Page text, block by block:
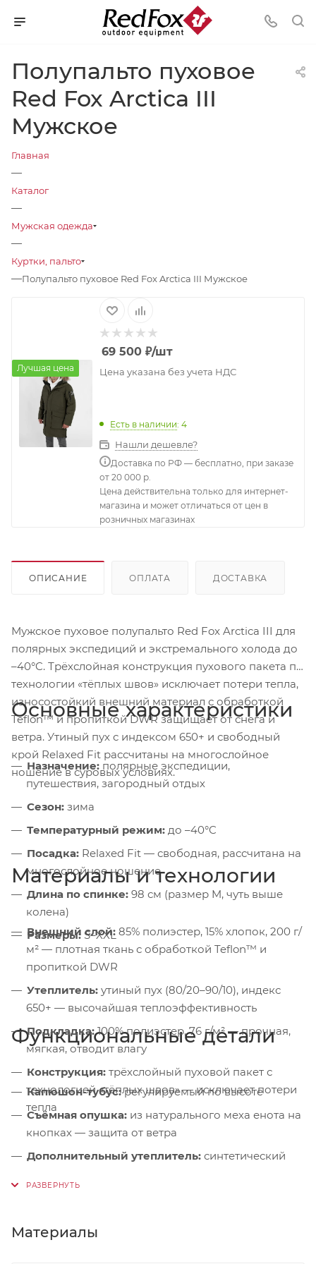
Полупальто пуховое
Red Fox Arctica III
Мужское
Главная
—
Каталог
—
Мужская одежда
—
Куртки, пальто
—Полупальто пуховое Red Fox Arctica III Мужское
Лучшая цена
69 500 ₽/шт
Цена указана без учета НДС
Есть в наличии: 4
Нашли дешевле?
Доставка по РФ — бесплатно, при заказе
от 20 000 р.
Цена действительна только для интернет-
магазина и может отличаться от цен в
розничных магазинах
ОПИСАНИЕ ОПЛАТА ДОСТАВКА
Мужское пуховое полупальто Red Fox Arctica III для
полярных экспедиций и экстремального холода до
–40°C. Трёхслойная конструкция пухового пакета по
технологии «тёплых швов» исключает потери тепла,
износостойкий внешний материал с обработкой
Teflon™ и пропиткой DWR защищает от снега и
ветра. Утиный пух с индексом 650+ и свободный
крой Relaxed Fit рассчитаны на многослойное
ношение в суровых условиях.
Основные характеристики
Назначение: полярные экспедиции,
путешествия, загородный отдых
Сезон: зима
Температурный режим: до –40°C
Посадка: Relaxed Fit — свободная, рассчитана на
многослойное ношение
Длина по спинке: 98 см (размер M, чуть выше
колена)
Размеры: S–XXL
Материалы и технологии
Внешний слой: 85% полиэстер, 15% хлопок, 200 г/
м² — плотная ткань с обработкой Teflon™ и
пропиткой DWR
Утеплитель: утиный пух (80/20–90/10), индекс
650+ — высочайшая теплоэффективность
Подкладка:100% полиэстер, 76 г/м² — прочная,
мягкая, отводит влагу
Конструкция: трёхслойный пуховой пакет с
технологией «тёплых швов» — исключает потери
тепла
Функциональные детали
Капюшон-тубус:регулируемый по высоте
Съёмная опушка: из натурального меха енота на
кнопках — защита от ветра
Дополнительный утеплитель: синтетический
Ветрозащитная планка:
Материалы